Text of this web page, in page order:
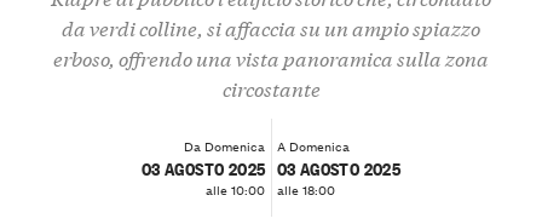
da verdi colline, si affaccia su un ampio spiazzo
erboso, offrendo una vista panoramica sulla zona
circostante
Da Domenica
03 AGOSTO 2025
alle 10:00
A Domenica
03 AGOSTO 2025
alle 18:00